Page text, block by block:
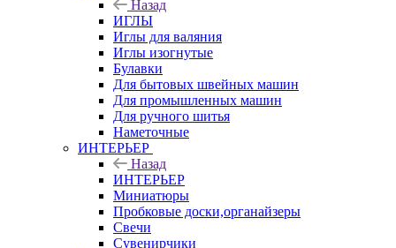
Назад
ИГЛЫ
Иглы для валяния
Иглы изогнутые
Булавки
Для бытовых швейных машин
Для промышленных машин
Для ручного шитья
Наметочные
ИНТЕРЬЕР
Назад
ИНТЕРЬЕР
Миниатюры
Пробковые доски,органайзеры
Свечи
Сувенирчики